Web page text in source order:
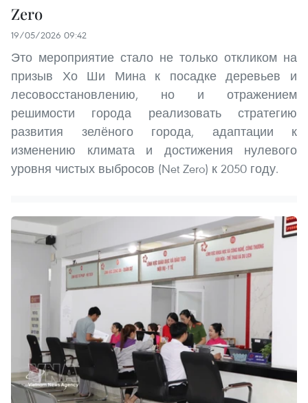
Zero
19/05/2026 09:42
Это мероприятие стало не только откликом на
призыв Хо Ши Мина к посадке деревьев и
лесовосстановлению, но и отражением
решимости города реализовать стратегию
развития зелёного города, адаптации к
изменению климата и достижения нулевого
уровня чистых выбросов (Net Zero) к 2050 году.